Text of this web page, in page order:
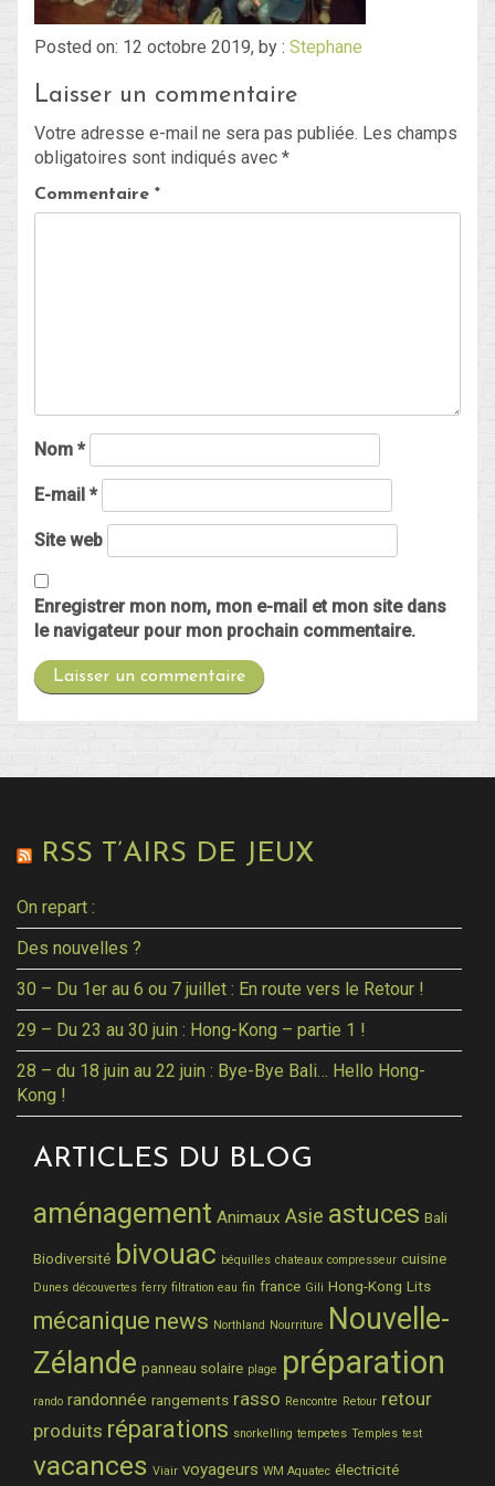
Posted on: 12 octobre 2019, by : Stephane
Laisser un commentaire
Votre adresse e-mail ne sera pas publiée. Les champs
obligatoires sont indiqués avec *
Commentaire *
Nom *
E-mail *
Site web
Enregistrer mon nom, mon e-mail et mon site dans
le navigateur pour mon prochain commentaire.
RSS T’AIRS DE JEUX
On repart :
Des nouvelles ?
30 – Du 1er au 6 ou 7 juillet : En route vers le Retour !
29 – Du 23 au 30 juin : Hong-Kong – partie 1 !
28 – du 18 juin au 22 juin : Bye-Bye Bali… Hello Hong-
Kong !
ARTICLES DU BLOG
aménagement Animaux Asie astuces Bali
Biodiversité bivouac béquilles chateaux compresseur cuisine
Dunes découvertes ferry filtration eau fin france Gili Hong-Kong Lits
mécanique news Northland Nourriture Nouvelle-
Zélande panneau solaire plage préparation
rando randonnée rangements rasso Rencontre Retour retour
produits réparations snorkelling tempetes Temples test
vacances Viair voyageurs WM Aquatec électricité